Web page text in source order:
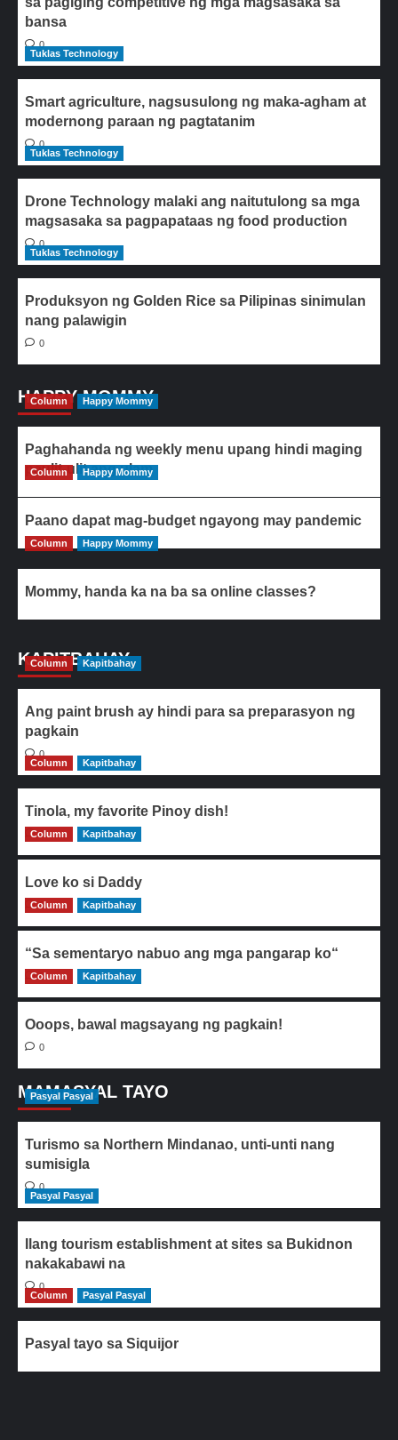
bansa
0
Tuklas Technology
Smart agriculture, nagsusulong ng maka-agham at
modernong paraan ng pagtatanim
0
Tuklas Technology
Drone Technology malaki ang naitutulong sa mga
magsasaka sa pagpapataas ng food production
0
Tuklas Technology
Produksyon ng Golden Rice sa Pilipinas sinimulan
nang palawigin
0
HAPPY MOMMY
Column Happy Mommy
Paghahanda ng weekly menu upang hindi maging
paulit-ulit ang ulam
Column Happy Mommy
Paano dapat mag-budget ngayong may pandemic
Column Happy Mommy
Mommy, handa ka na ba sa online classes?
KAPITBAHAY
Column Kapitbahay
Ang paint brush ay hindi para sa preparasyon ng
pagkain
0
Column
Kapitbahay
Tinola, my favorite Pinoy dish!
0
Column Kapitbahay
Love ko si Daddy
0
Column Kapitbahay
“Sa sementaryo nabuo ang mga pangarap ko“
0
Column Kapitbahay
Ooops, bawal magsayang ng pagkain!
0
MAMASYAL TAYO
Pasyal Pasyal
Turismo sa Northern Mindanao, unti-unti nang
sumisigla
0
Pasyal Pasyal
Ilang tourism establishment at sites sa Bukidnon
nakakabawi na
0
Column
Pasyal Pasyal
Pasyal tayo sa Siquijor